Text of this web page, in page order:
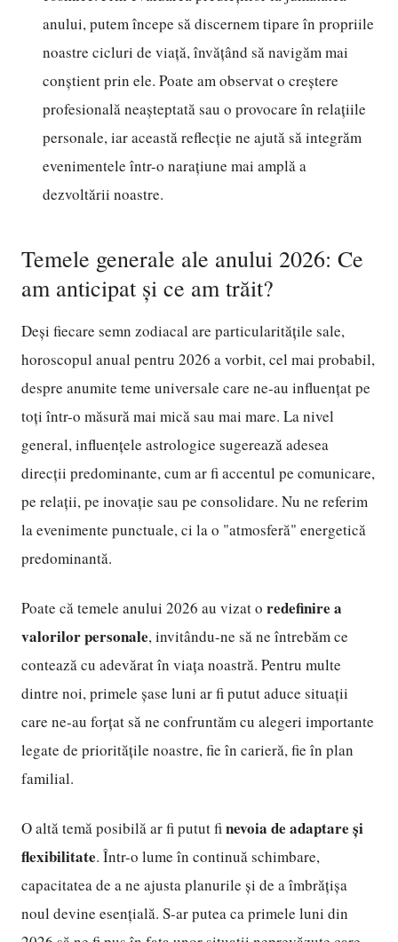
anului, putem începe să discernem tipare în propriile
noastre cicluri de viață, învățând să navigăm mai
conștient prin ele. Poate am observat o creștere
profesională neașteptată sau o provocare în relațiile
personale, iar această reflecție ne ajută să integrăm
evenimentele într-o narațiune mai amplă a
dezvoltării noastre.
Temele generale ale anului 2026: Ce
am anticipat și ce am trăit?
Deși fiecare semn zodiacal are particularitățile sale,
horoscopul anual pentru 2026 a vorbit, cel mai probabil,
despre anumite teme universale care ne-au influențat pe
toți într-o măsură mai mică sau mai mare. La nivel
general, influențele astrologice sugerează adesea
direcții predominante, cum ar fi accentul pe comunicare,
pe relații, pe inovație sau pe consolidare. Nu ne referim
la evenimente punctuale, ci la o "atmosferă" energetică
predominantă.
Poate că temele anului 2026 au vizat o redefinire a
valorilor personale, invitându-ne să ne întrebăm ce
contează cu adevărat în viața noastră. Pentru multe
dintre noi, primele șase luni ar fi putut aduce situații
care ne-au forțat să ne confruntăm cu alegeri importante
legate de prioritățile noastre, fie în carieră, fie în plan
familial.
O altă temă posibilă ar fi putut finevoia de adaptare și
flexibilitate. Într-o lume în continuă schimbare,
capacitatea de a ne ajusta planurile și de a îmbrățișa
noul devine esențială. S-ar putea ca primele luni din